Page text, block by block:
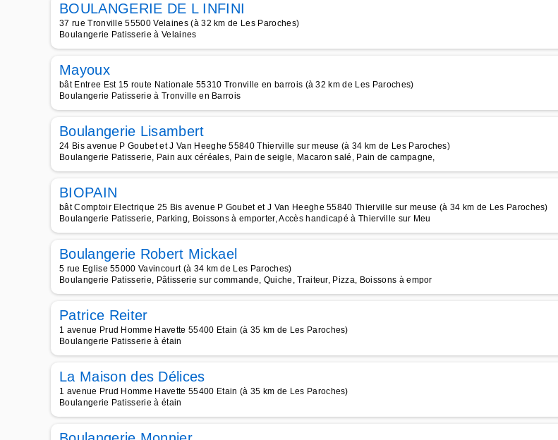
BOULANGERIE DE L INFINI
37 rue Tronville 55500 Velaines (à 32 km de Les Paroches)
Boulangerie Patisserie à Velaines
Mayoux
bât Entree Est 15 route Nationale 55310 Tronville en barrois (à 32 km de Les Paroches)
Boulangerie Patisserie à Tronville en Barrois
Boulangerie Lisambert
24 Bis avenue P Goubet et J Van Heeghe 55840 Thierville sur meuse (à 34 km de Les Paroches)
Boulangerie Patisserie, Pain aux céréales, Pain de seigle, Macaron salé, Pain de campagne,
BIOPAIN
bât Comptoir Electrique 25 Bis avenue P Goubet et J Van Heeghe 55840 Thierville sur meuse (à 34 km de Les Paroches)
Boulangerie Patisserie, Parking, Boissons à emporter, Accès handicapé à Thierville sur Meu
Boulangerie Robert Mickael
5 rue Eglise 55000 Vavincourt (à 34 km de Les Paroches)
Boulangerie Patisserie, Pâtisserie sur commande, Quiche, Traiteur, Pizza, Boissons à empor
Patrice Reiter
1 avenue Prud Homme Havette 55400 Etain (à 35 km de Les Paroches)
Boulangerie Patisserie à étain
La Maison des Délices
1 avenue Prud Homme Havette 55400 Etain (à 35 km de Les Paroches)
Boulangerie Patisserie à étain